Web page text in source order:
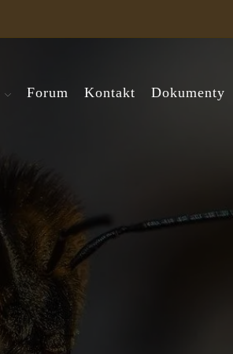
Forum Kontakt Dokumenty